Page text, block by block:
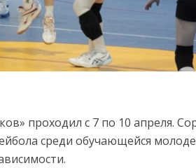
проходил с 7 по 10 апреля.
среди обучающейся